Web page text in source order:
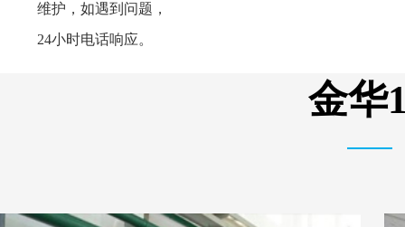
维护，如遇到问题，
24小时电话响应。
金华